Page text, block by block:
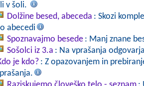
v šoli.
Dolžine besed, abeceda : Skozi
abecedi
Spoznavajmo besede : Manj znane
Sošolci iz 3.a : Na vprašanja
je kdo? : Z opazovanjem in